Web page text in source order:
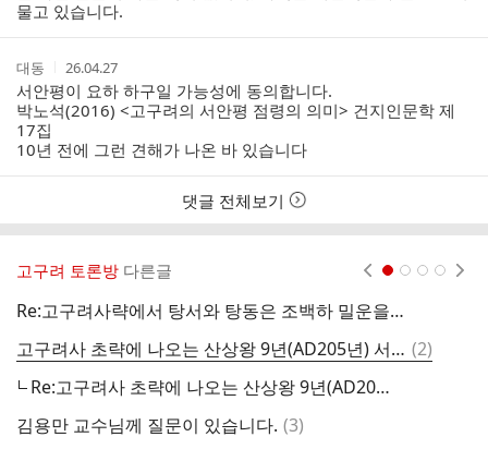
물고 있습니다.
작
성
자
대동
작
성
시
간
26.04.27
서안평이 요하 하구일 가능성에 동의합니다.
박노석(2016) <고구려의 서안평 점령의 의미> 건지인문학 제
17집
10년 전에 그런 견해가 나온 바 있습니다
댓글 전체보기
고구려 토론방 다른글
Re:고구려사략에서 탕서와 탕동은 조백하 밀운을 기준으로 나뉘는 가요?
고구려사 초략에 나오는 산상왕 9년(AD205년) 서안평(西安平)은 어디인지요? 압록강 입구인지 아니면 대릉하 대방현 인근인지요? 댓
글
(2)
Re:고구려사 초략에 나오는 산상왕 9년(AD205년) 서안평(西安平)은 어디인지요? 압록강 입구인지 아니면 대릉하 대방현 인근인지요?
김용만 교수님께 질문이 있습니다. 댓
(3)